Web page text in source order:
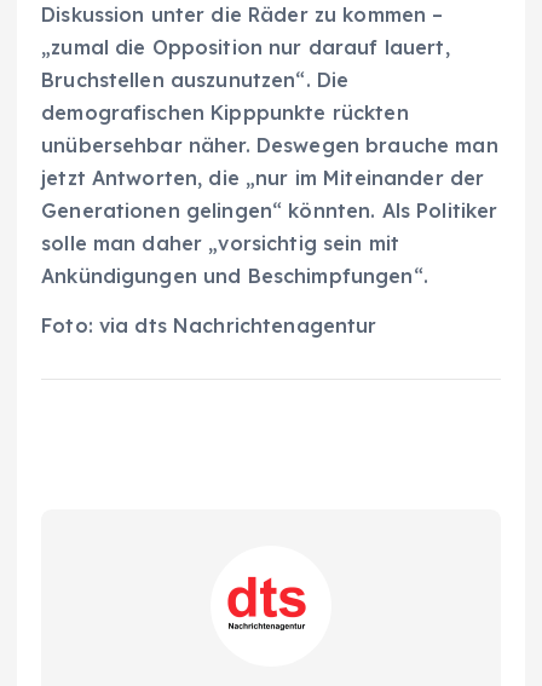
Diskussion unter die Räder zu kommen –
„zumal die Opposition nur darauf lauert,
Bruchstellen auszunutzen“. Die
demografischen Kipppunkte rückten
unübersehbar näher. Deswegen brauche man
jetzt Antworten, die „nur im Miteinander der
Generationen gelingen“ könnten. Als Politiker
solle man daher „vorsichtig sein mit
Ankündigungen und Beschimpfungen“.
Foto: via dts Nachrichtenagentur